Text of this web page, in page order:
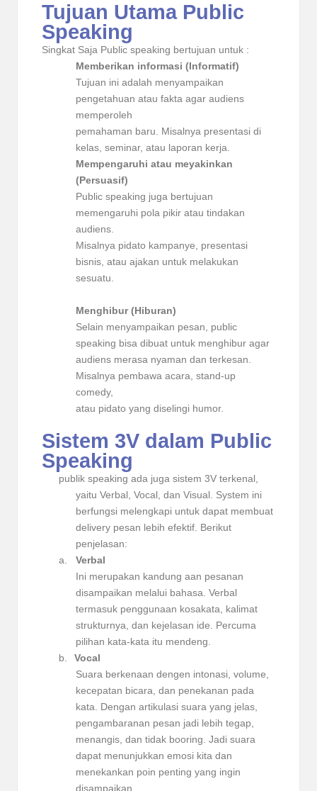
Tujuan Utama Public
Speaking
Singkat Saja Public speaking bertujuan untuk :
Memberikan informasi (Informatif)
Tujuan ini adalah menyampaikan
pengetahuan atau fakta agar audiens
memperoleh
pemahaman baru. Misalnya presentasi di
kelas, seminar, atau laporan kerja.
Mempengaruhi atau meyakinkan
(Persuasif)
Public speaking juga bertujuan
memengaruhi pola pikir atau tindakan
audiens.
Misalnya pidato kampanye, presentasi
bisnis, atau ajakan untuk melakukan
sesuatu.
Menghibur (Hiburan)
Selain menyampaikan pesan, public
speaking bisa dibuat untuk menghibur agar
audiens merasa nyaman dan terkesan.
Misalnya pembawa acara, stand-up
comedy,
atau pidato yang diselingi humor.
Sistem 3V dalam Public
Speaking
publik speaking ada juga sistem 3V terkenal,
yaitu Verbal, Vocal, dan Visual. System ini
berfungsi melengkapi untuk dapat membuat
delivery pesan lebih efektif. Berikut
penjelasan:
a.
Verbal
Ini merupakan kandung aan pesanan
disampaikan melalui bahasa. Verbal
termasuk penggunaan kosakata, kalimat
strukturnya, dan kejelasan ide. Percuma
pilihan kata-kata itu mendeng.
b.
Vocal
Suara berkenaan dengen intonasi, volume,
kecepatan bicara, dan penekanan pada
kata. Dengan artikulasi suara yang jelas,
pengambaranan pesan jadi lebih tegap,
menangis, dan tidak booring. Jadi suara
dapat menunjukkan emosi kita dan
menekankan poin penting yang ingin
disampaikan.